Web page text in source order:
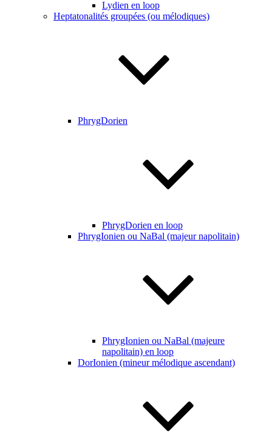
Lydien en loop
Heptatonalités groupées (ou mélodiques)
PhrygDorien
PhrygDorien en loop
PhrygIonien ou NaBal (majeur napolitain)
PhrygIonien ou NaBal (majeure
napolitain) en loop
DorIonien (mineur mélodique ascendant)